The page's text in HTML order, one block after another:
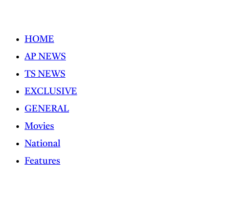
HOME
AP NEWS
TS NEWS
EXCLUSIVE
GENERAL
Movies
National
Features